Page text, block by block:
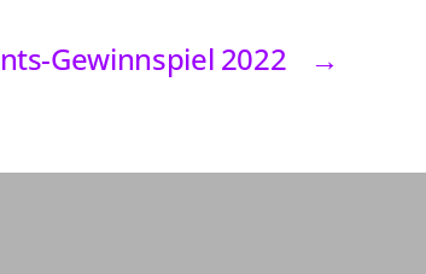
→
Gewinnspiel 2022